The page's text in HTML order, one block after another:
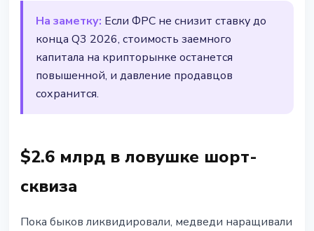
На заметку: Если ФРС не снизит ставку до
конца Q3 2026, стоимость заемного
капитала на крипторынке останется
повышенной, и давление продавцов
сохранится.
$2.6 млрд в ловушке шорт-
сквиза
Пока быков ликвидировали, медведи наращивали